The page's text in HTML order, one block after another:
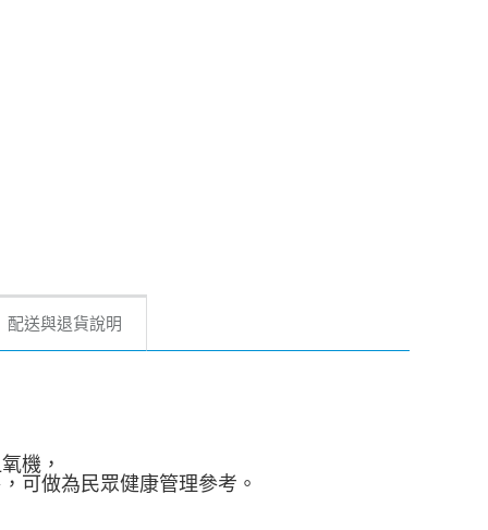
配送與退貨說明
機，
可做為民眾健康管理參考。